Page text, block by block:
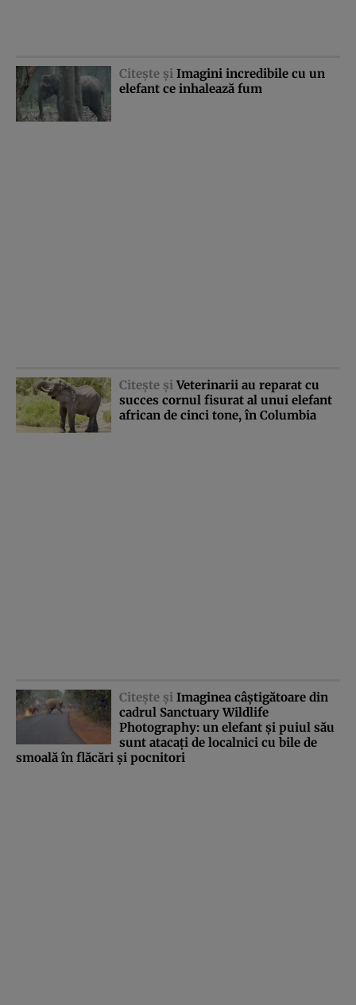
Citeşte şi Imagini incredibile cu un
elefant ce inhalează fum
Citeşte şiVeterinarii au reparat cu
succes cornul fisurat al unui elefant
african de cinci tone, în Columbia
Citeşte şi Imaginea câştigătoare din
cadrul Sanctuary Wildlife
Photography: un elefant şi puiul său
sunt atacaţi de localnici cu bile de
smoală în flăcări şi pocnitori